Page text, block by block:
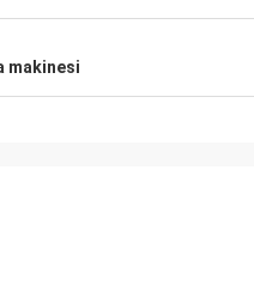
makinesi